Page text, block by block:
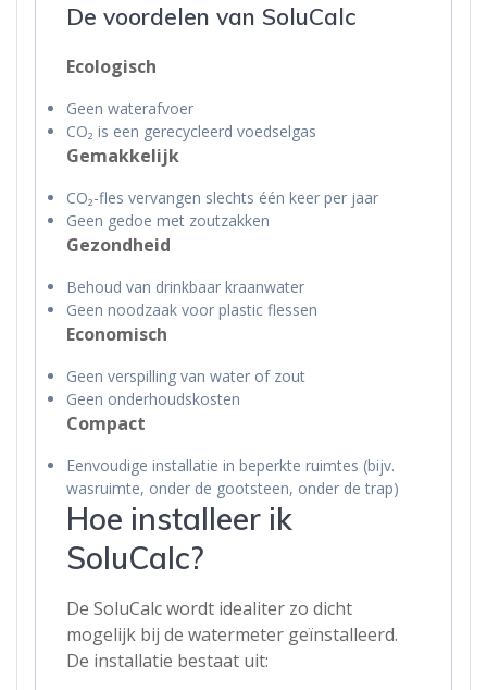
De voordelen van SoluCalc
Ecologisch
Geen waterafvoer
CO₂ is een gerecycleerd voedselgas
Gemakkelijk
CO₂-fles vervangen slechts één keer per jaar
Geen gedoe met zoutzakken
Gezondheid
Behoud van drinkbaar kraanwater
Geen noodzaak voor plastic flessen
Economisch
Geen verspilling van water of zout
Geen onderhoudskosten
Compact
Eenvoudige installatie in beperkte ruimtes (bijv.
wasruimte, onder de gootsteen, onder de trap)
Hoe installeer ik
SoluCalc?
De SoluCalc wordt idealiter zo dicht
mogelijk bij de watermeter geïnstalleerd.
De installatie bestaat uit: